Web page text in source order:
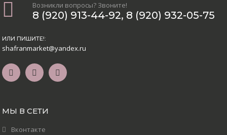
Возникли вопросы? Звоните!
8 (920) 913-44-92, 8 (920) 932-05-75
ИЛИ ПИШИТЕ!:
shafranmarket@yandex.ru
МЫ В СЕТИ
Вконтакте